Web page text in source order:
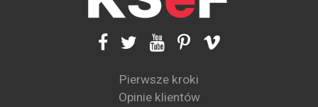
Pierwsze kroki
Opinie klientów